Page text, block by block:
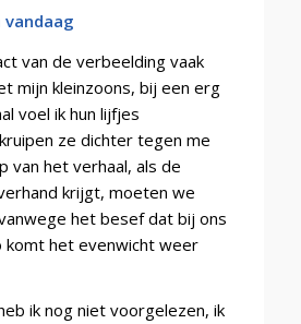
vandaag
van de verbeelding vaak
mijn kleinzoons, bij een erg
voel ik hun lijfjes
ze dichter tegen me
van het verhaal, als de
krijgt, moeten we
het besef dat bij ons
komt het evenwicht weer
ik nog niet voorgelezen, ik